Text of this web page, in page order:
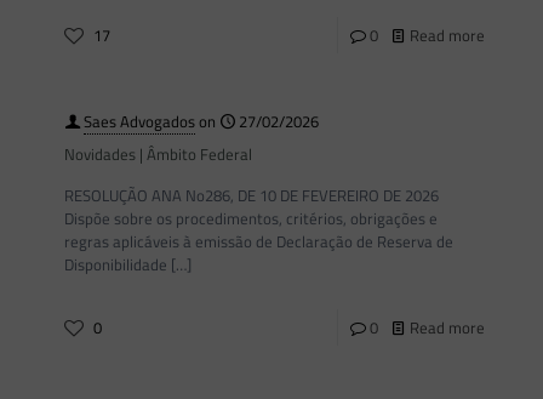
17 0 Read more
Saes Advogadoson
27/02/2026
Novidades | Âmbito Federal
RESOLUÇÃO ANA No286, DE 10 DE FEVEREIRO DE 2026
Dispõe sobre os procedimentos, critérios, obrigações e
regras aplicáveis à emissão de Declaração de Reserva de
Disponibilidade […]
0 0 Read more